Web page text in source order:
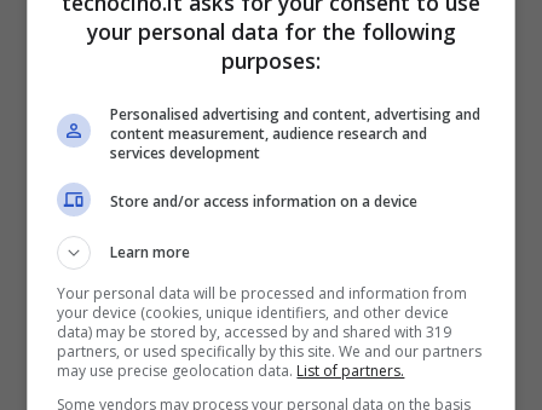
your personal data for the following
purposes:
Personalised advertising and content, advertising and
content measurement, audience research and
services development
Store and/or access information on a device
Learn more
Your personal data will be processed and information from
your device (cookies, unique identifiers, and other device
data) may be stored by, accessed by and shared with 319
partners, or used specifically by this site. We and our partners
may use precise geolocation data. List of partners.
Some vendors may process your personal data on the basis